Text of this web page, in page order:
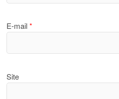
E-mail*
Site